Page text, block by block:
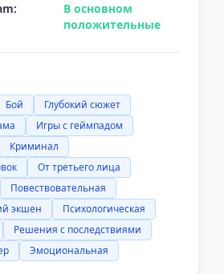
В основном
положительные
Бой
Глубокий сюжет
Игры с геймпадом
Криминал
От третьего лица
Повествовательная
экшен
Психологическая
Решения с последствиями
Эмоциональная